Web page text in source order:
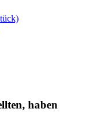
haben